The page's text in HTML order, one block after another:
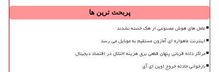
پربحث ترین ها
عامل های هوش مصنوعی از هک خسته نشدند
اینترنت ماهواره ای آمازون مستقیم به موبایل می رسد
مراکز داده قربانی پنهان قطعی برق هزینه اختلال در اقتصاد دیجیتال
بازخوانی حادثه خروج اوپن ای آی